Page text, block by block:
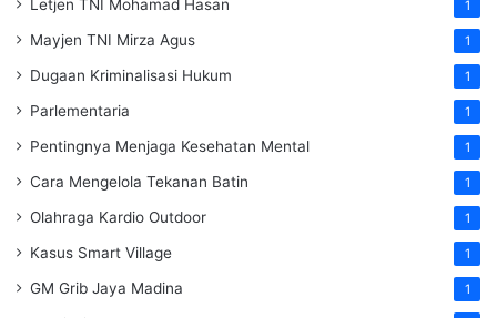
Letjen TNI Mohamad Hasan 1
Mayjen TNI Mirza Agus 1
Dugaan Kriminalisasi Hukum 1
Parlementaria 1
Pentingnya Menjaga Kesehatan Mental 1
Cara Mengelola Tekanan Batin 1
Olahraga Kardio Outdoor 1
Kasus Smart Village 1
GM Grib Jaya Madina 1